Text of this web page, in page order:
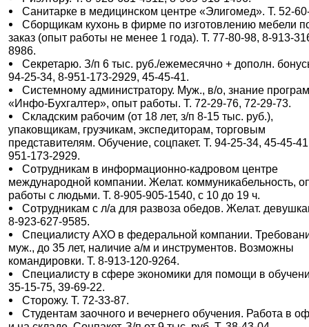
Санитарке в медицинском центре «Элигомед». Т. 52-
Сборщикам кухонь в фирме по изготовлению мебели
заказ (опыт работы не менее 1 года). Т. 77-80-98, 8-913-
8986.
Секретарю. З/п 6 тыс. руб./ежемесячно + дополн.
94-25-34, 8-951-173-2929, 45-45-41.
Системному администратору. Муж., в/о, знание
«Инфо-Бухгалтер», опыт работы. Т. 72-29-76, 72-29-73.
Складским рабочим (от 18 лет, з/п 8-15 тыс. руб.),
упаковщикам, грузчикам, экспедиторам, торговым
представителям. Обучение, соцпакет. Т. 94-25-34, 45-45-
951-173-2929.
Сотрудникам в информационно-кадровом центре
международной компании. Желат. коммуникабельность,
работы с людьми. Т. 8-905-905-1540, с 10 до 19 ч.
Сотрудникам с л/а для развоза обедов. Желат.
8-923-627-9585.
Специалисту АХО в федеральной компании.
муж., до 35 лет, наличие а/м и инструментов. Возможны
командировки. Т. 8-913-120-9264.
Специалисту в сфере экономики для помощи в
35-15-75, 39-69-22.
Сторожу. Т. 72-33-87.
Студентам заочного и вечернего обучения. Работа в